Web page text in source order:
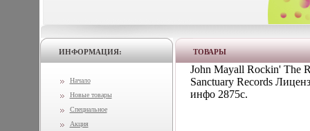
ИНФОРМАЦИЯ:
Начало
Новые товары
Специальное
Акция
ТОВАРЫ
John Mayall Rockin' The
Sanctuary Records
инфо 2875c.